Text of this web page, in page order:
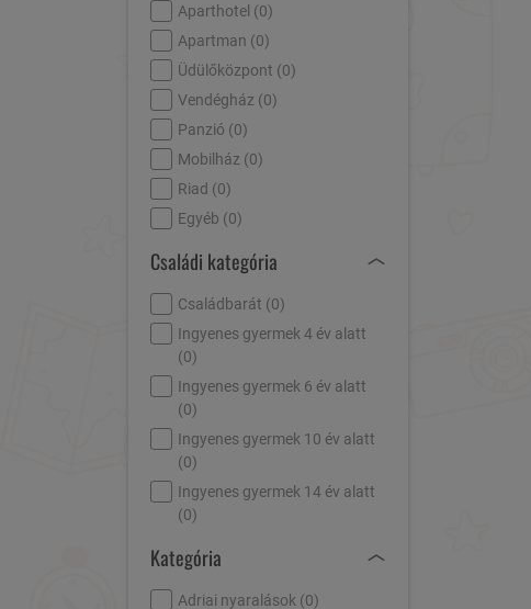
Aparthotel (0)
Apartman (0)
Üdülőközpont (0)
Vendégház (0)
Panzió (0)
Mobilház (0)
Riad (0)
Egyéb (0)
Családi kategória
Családbarát (0)
Ingyenes gyermek 4 év alatt
(0)
Ingyenes gyermek 6 év alatt
(0)
Ingyenes gyermek 10 év alatt
(0)
Ingyenes gyermek 14 év alatt
(0)
Kategória
Adriai nyaralások (0)